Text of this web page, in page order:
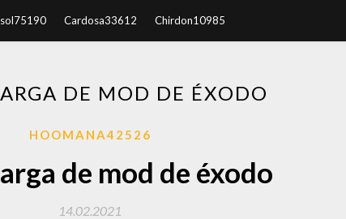
Cardosa33612 Chirdon10985
DE MOD DE ÉXODO
HOOMANA42526
de mod de éxodo
14.02.2021